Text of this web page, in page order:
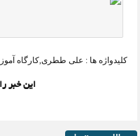
کلیدواژه ها : علی ططری,کارگاه
این خبر